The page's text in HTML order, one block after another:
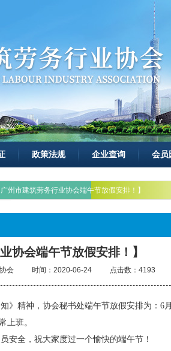
政策法规 企业查询 会员
广州市建筑劳务行业协会端午节放假安排！】
协会端午节放假安排！】
会 时间：2020-06-24 点击数：4193
精神，协会秘书处端午节放假安排为： 6
上班。
全，祝大家度过一个愉快的端午节！